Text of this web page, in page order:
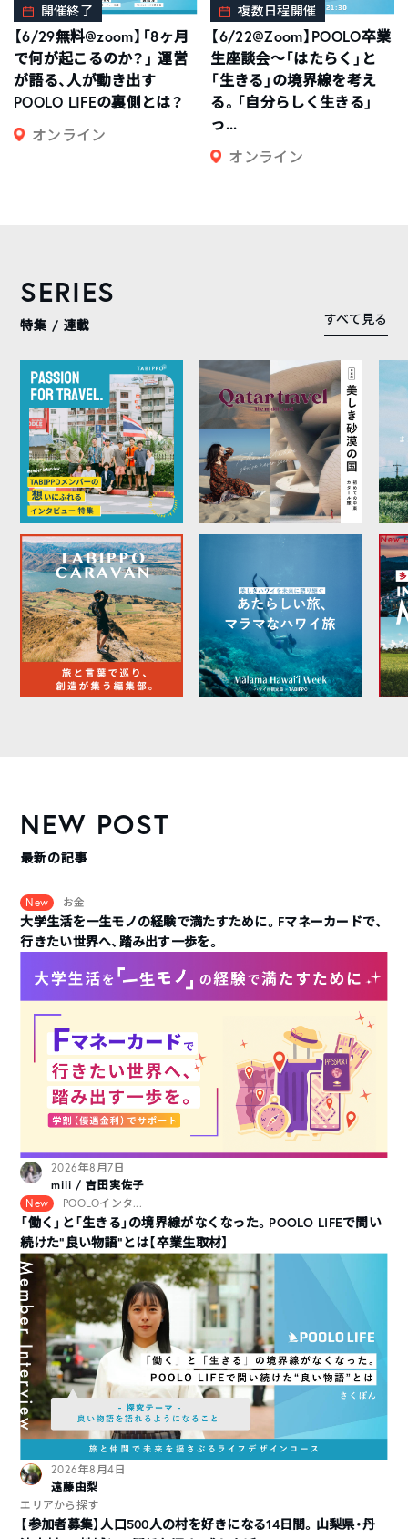
開催終了
【6/29無料@zoom】「8ヶ月
で何が起こるのか？」 運営
が語る、人が動き出す
POOLO LIFEの裏側とは？
オンライン
複数日程開催
【6/22@Zoom】POOLO卒業
生座談会〜「はたらく」と
「生きる」の境界線を考え
る。「自分らしく生きる」
っ...
オンライン
SERIES
特集 / 連載 すべて見る
NEW POST
最新の記事
New お金
大学生活を一生モノの経験で満たすために。Fマネーカードで、
行きたい世界へ、踏み出す一歩を。
2026年8月7日
miii / 吉田実佐子
New
POOLOインタ...
「働く」と「生きる」の境界線がなくなった。POOLO LIFEで問い
続けた“良い物語”とは【卒業生取材】
2026年8月4日
遠藤由梨
エリアから探す
【参加者募集】人口500人の村を好きになる14日間。山梨県・丹